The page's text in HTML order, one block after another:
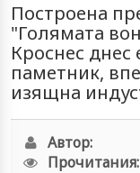
Построена
"Голямата
Кроснес днес
паметник,
изящна
Автор:
Прочитания: